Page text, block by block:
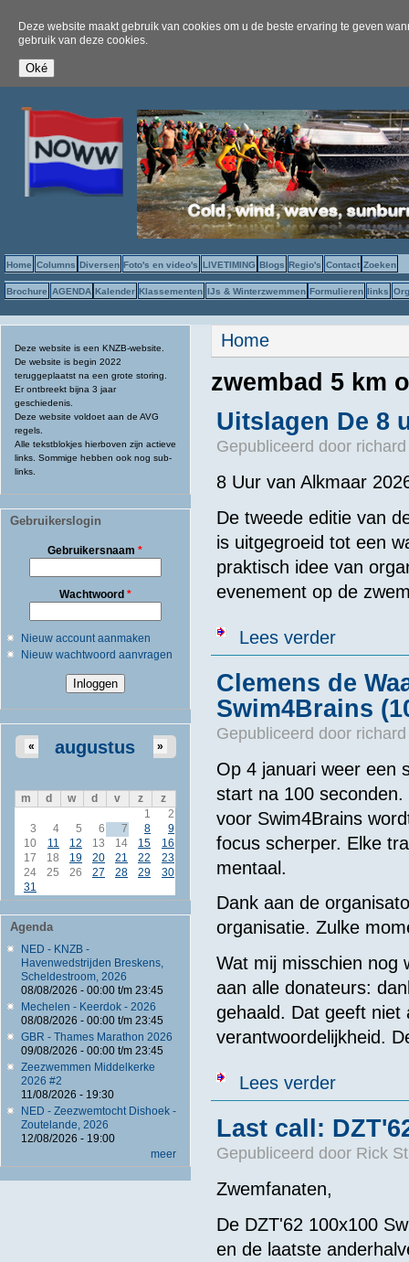
Deze website maakt gebruik van cookies om u de beste ervaring te geven
gebruik van deze cookies.
Home Columns Diversen Foto's en video's LIVETIMING Blogs Regio's Contact Zoeken
Brochure AGENDA Kalender Klassementen IJs & Winterzwemmen Formulieren links
Deze website is een KNZB-website.
De website is begin 2022
teruggeplaatst na een grote storing.
Er ontbreekt bijna 3 jaar
geschiedenis.
Deze website voldoet aan de AVG
regels.
Alle tekstblokjes hierboven zijn actieve
links. Sommige hebben ook nog sub-
links.
Gebruikerslogin
Gebruikersnaam*
Wachtwoord *
Nieuw account aanmaken
Nieuw wachtwoord aanvragen
augustus
« »
m d w d v z
z
1
2
3
4 5 6 7 8
9
10
11 12 13 14 15
16
17
18 19 20 21 22
23
24
25 26 27 28 29
30
31
Agenda
NED - KNZB -
Havenwedstrijden Breskens,
Scheldestroom, 2026
08/08/2026 - 00:00t/m 23:45
Mechelen - Keerdok - 2026
08/08/2026 - 00:00t/m 23:45
GBR - Thames Marathon 2026
09/08/2026 - 00:00t/m 23:45
Zeezwemmen Middelkerke
2026 #2
11/08/2026 - 19:30
NED - Zeezwemtocht Dishoek -
Zoutelande, 2026
12/08/2026 - 19:00
meer
U bent hier
Home
zwembad 5 km
Uitslagen De 8
Gepubliceerd door
8 Uur van Alkmaar
De tweede editie van
is uitgegroeid tot een
praktisch idee van
evenement op de
Lees verderover
Clemens de
Swim4Brains
Gepubliceerd door
Op 4 januari weer een
start na 100
voor Swim4Brains
focus scherper. Elke
mentaal.
Dank aan de
organisatie. Zulke
Wat mij misschien nog
aan alle donateurs:
gehaald. Dat geeft niet
verantwoordelijkheid.
Lees verderover Clemens
Last call:
Gepubliceerd door Rick
Zwemfanaten,
De DZT'62 100x100
en de laatste